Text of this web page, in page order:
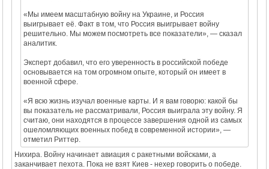
«Мы имеем масштабную войну на Украине, и Россия
выигрывает её. Факт в том, что Россия выигрывает войну
решительно. Мы можем посмотреть все показатели», — сказал
аналитик.
Эксперт добавил, что его уверенность в российской победе
основывается на том огромном опыте, который он имеет в
военной сфере.
«Я всю жизнь изучал военные карты. И я вам говорю: какой бы
вы показатель не рассматривали, Россия выиграла эту войну. Я
считаю, они находятся в процессе завершения одной из самых
ошеломляющих военных побед в современной истории», —
отметил Риттер.
Нихира. Войну начинает авиация с ракетными войсками, а
заканчивает пехота. Пока не взят Киев - нехер говорить о победе.